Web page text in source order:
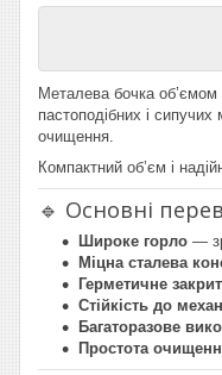
Металева бочка об’ємом
пастоподібних і
очищення.
Компактний об’єм і
🔹 Основні
Широке горло —
Міцна сталева
Герметичне
Стійкість до
Багаторазове
Простота